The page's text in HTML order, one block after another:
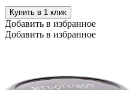
Купить в 1 клик
Добавить в избранное
Добавить в избранное